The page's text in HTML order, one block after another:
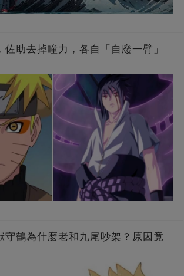
佐助去掉瞳力，各自「自廢一臂」
守鶴為什麼老和九尾吵架？原因竟